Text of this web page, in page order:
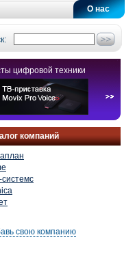
О нас
цифровой техники
компаний
системс
свою компанию